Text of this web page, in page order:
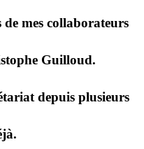
de mes collaborateurs
Guilloud.
depuis plusieurs